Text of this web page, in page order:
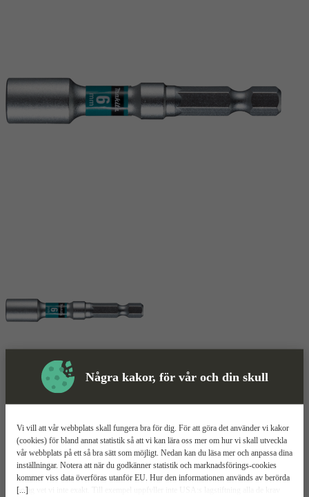
Några kakor, för vår och din skull
[...]
Vi vill att vår webbplats skall fungera bra för dig. För att göra det använder vi kakor
(cookies) för bland annat statistik så att vi kan lära oss mer om hur vi skall utveckla
vår webbplats på ett så bra sätt som möjligt. Nedan kan du läsa mer och anpassa dina
inställningar. Notera att när du godkänner statistik och marknadsförings-cookies
kommer viss data överföras utanför EU. Hur den informationen används av berörda
bolag vet vi inte exakt. Till exempel uppfyller inte USA:s lagstiftning alla de krav
Magnethylsa
Makita Impact Premier
För slagskruvdragare
Lång hållbarhet
Med magnet